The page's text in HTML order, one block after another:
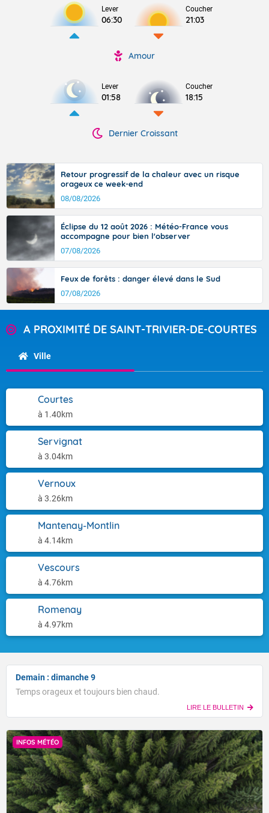
Lever
06:30
Coucher
21:03
Amour
Lever
01:58
Coucher
18:15
Dernier Croissant
Retour progressif de la chaleur avec un risque
orageux ce week-end
08/08/2026
Éclipse du 12 août 2026 : Météo-France vous
accompagne pour bien l'observer
07/08/2026
Feux de forêts : danger élevé dans le Sud
07/08/2026
A PROXIMITÉ DE SAINT-TRIVIER-DE-COURTES
Ville
Courtes
à 1.40km
Servignat
à 3.04km
Vernoux
à 3.26km
Mantenay-Montlin
à 4.14km
Vescours
à 4.76km
Romenay
à 4.97km
Demain : dimanche 9
Temps orageux et toujours bien chaud.
LIRE LE BULLETIN
INFOS MÉTÉO